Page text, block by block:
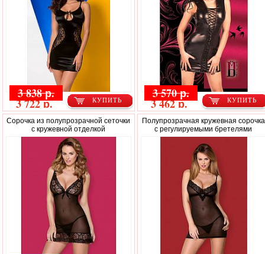
КУПИТЬ
3 838 р.
3 722 р. КУПИТЬ
3 570 р.
3 462 р.
Сорочка из полупрозрачной сеточки
с кружевной отделкой
Полупрозрачная кружевная сорочка
с регулируемыми бретелями